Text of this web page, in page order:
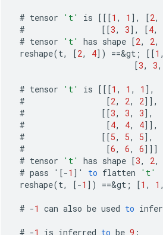
# tensor 't' is [[[1 , 1 ] , [2,
#
[[3, 3] , [4,
# tensor 't' has shape [2, 2,
reshape(t, [2, 4] ) ==&gt ; [[1 ,
[3, 3,
# tensor 't' is [[[1 , 1 , 1 ] ,
#
[2, 2, 2]] ,
#
[[3, 3, 3] ,
#
[4, 4, 4]] ,
#
[[5, 5, 5] ,
#
[6, 6, 6]]]
# tensor 't' has shape [3, 2,
# pass ' [-1 ] ' to flatten
't'
reshape(t, [-1 ] ) ==&gt ; [1 , 1 ,
# -1 can also be used to infer
# -1 is inferred to be 9 :